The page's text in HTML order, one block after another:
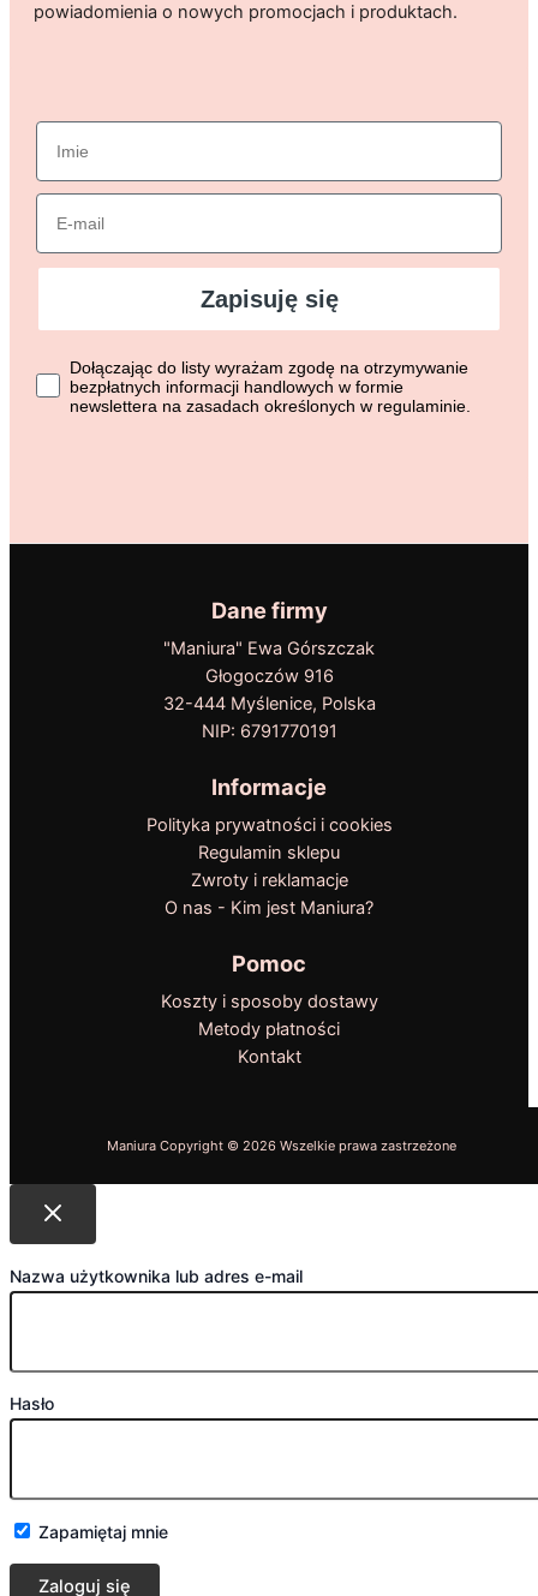
powiadomienia o nowych promocjach i produktach.
imie
Email
Zapisuję się
Dołączając do listy wyrażasz zgodę na otrzymywanie
Dołączając do listy wyrażam zgodę na otrzymywanie
bezpłatnych informacji handlowych w formie
newslettera na zasadach określonych w regulaminie.
Dane firmy
"Maniura" Ewa Górszczak
Głogoczów 916
32-444 Myślenice, Polska
NIP: 6791770191
Informacje
Polityka prywatności i cookies
Regulamin sklepu
Zwroty i reklamacje
O nas - Kim jest Maniura?
Pomoc
Koszty i sposoby dostawy
Metody płatności
Kontakt
Nazwa użytkownika lub adres e-mail
Hasło
Zapamiętaj mnie